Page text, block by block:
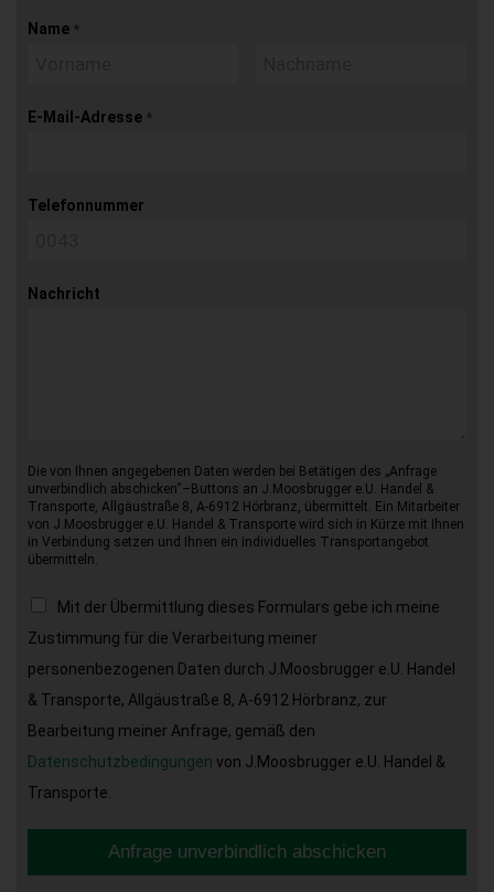
Name *
E-Mail-Adresse *
Telefonnummer
Nachricht
Die von Ihnen angegebenen Daten werden bei Betätigen des „Anfrage
unverbindlich abschicken“–Buttons an J.Moosbrugger e.U. Handel &
Transporte, Allgäustraße 8, A-6912 Hörbranz, übermittelt. Ein Mitarbeiter
von J.Moosbrugger e.U. Handel & Transporte wird sich in Kürze mit Ihnen
in Verbindung setzen und Ihnen ein individuelles Transportangebot
übermitteln.
Mit der Übermittlung dieses Formulars gebe ich meine
Zustimmung für die Verarbeitung meiner
personenbezogenen Daten durch J.Moosbrugger e.U. Handel
& Transporte, Allgäustraße 8, A-6912 Hörbranz, zur
Bearbeitung meiner Anfrage, gemäß den
Datenschutzbedingungen von J.Moosbrugger e.U. Handel &
Transporte.
Anfrage unverbindlich abschicken